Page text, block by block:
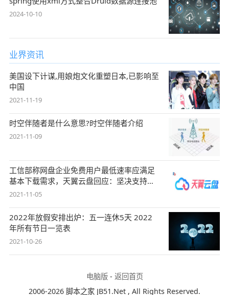
2024-10-10
业界资讯
美国设下计谋,用娘炮文化重塑日本,已影响至
中国
2021-11-19
时空伴随者是什么意思?时空伴随者介绍
2021-11-09
工信部称网盘企业免费用户最低速率应满足
基本下载需求，天翼云盘回应：坚决支持，
始终
2021-11-05
2022年放假安排出炉：五一连休5天 2022
年所有节日一览表
2021-10-26
电脑版- 返回首页
2006-2026 脚本之家 JB51.Net , All Rights Reserved.